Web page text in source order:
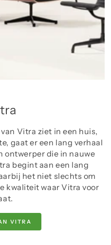
Vitra ziet in een huis,
gaat er een lang verhaal
ontwerper die in nauwe
begint aan een lang
het niet slechts om
kwaliteit waar Vitra voor
VITRA